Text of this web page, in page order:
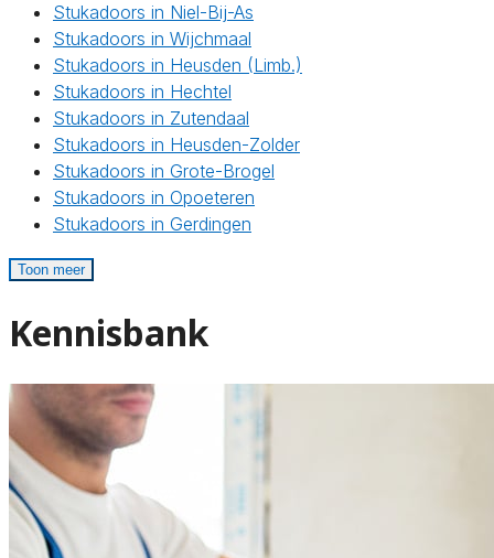
Stukadoors in Niel-Bij-As
Stukadoors in Wijchmaal
Stukadoors in Heusden (Limb.)
Stukadoors in Hechtel
Stukadoors in Zutendaal
Stukadoors in Heusden-Zolder
Stukadoors in Grote-Brogel
Stukadoors in Opoeteren
Stukadoors in Gerdingen
Toon meer
Kennisbank